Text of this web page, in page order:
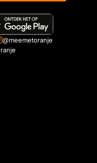
@meemetoranje